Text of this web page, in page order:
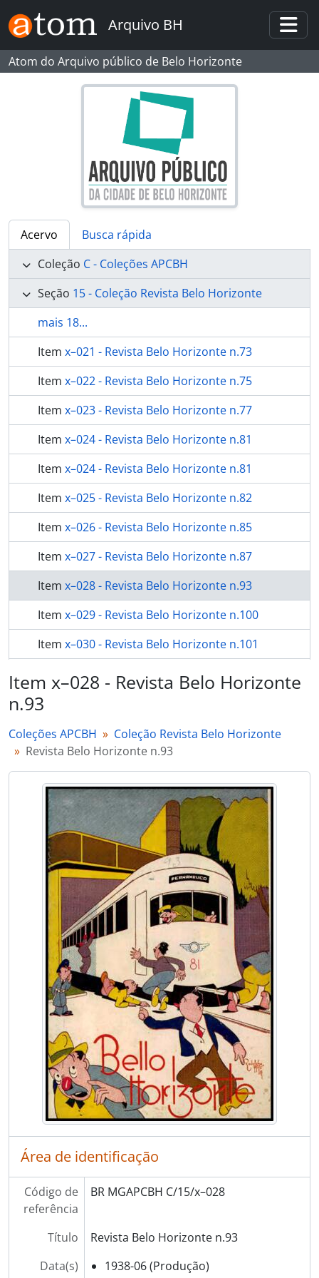
Skip to main content
Arquivo BH
Atom do Arquivo público de Belo Horizonte
Acervo
Busca rápida
Coleção C - Coleções APCBH
Seção 15 - Coleção Revista Belo Horizonte
mais 18...
Item x–021 - Revista Belo Horizonte n.73
Item x–022 - Revista Belo Horizonte n.75
Item x–023 - Revista Belo Horizonte n.77
Item x–024 - Revista Belo Horizonte n.81
Item x–024 - Revista Belo Horizonte n.81
Item x–025 - Revista Belo Horizonte n.82
Item x–026 - Revista Belo Horizonte n.85
Item x–027 - Revista Belo Horizonte n.87
Item x–028 - Revista Belo Horizonte n.93
Item x–029 - Revista Belo Horizonte n.100
Item x–030 - Revista Belo Horizonte n.101
x–031 - Revista Belo Horizonte n.102
Item
mais 18...
Item x–028 - Revista Belo Horizonte
n.93
Coleções APCBH
Coleção Revista Belo Horizonte
Revista Belo Horizonte n.93
Área de identificação
Código de
referência
BR MGAPCBH C/15/x–028
Título
Revista Belo Horizonte n.93
Data(s)
1938-06 (Produção)